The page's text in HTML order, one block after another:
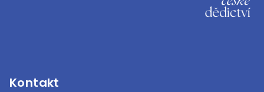
Kontakt